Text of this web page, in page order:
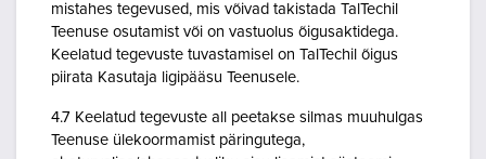
mistahes tegevused, mis võivad takistada TalTechil
Teenuse osutamist või on vastuolus õigusaktidega.
Keelatud tegevuste tuvastamisel on TalTechil õigus
piirata Kasutaja ligipääsu Teenusele.
4.7 Keelatud tegevuste all peetakse silmas muuhulgas
Teenuse ülekoormamist päringutega,